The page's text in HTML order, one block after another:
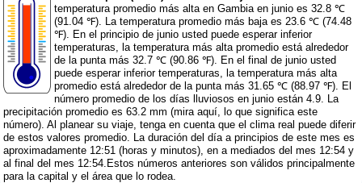
temperatura promedio más alta en Gambia en junio es 32.8 ℃
(91.04 ℉). La temperatura promedio más baja es 23.6 ℃ (74.48
℉). En el principio de junio usted puede esperar inferior
temperaturas, la temperatura más alta promedio está alrededor
de la punta más 32.7 ℃ (90.86 ℉). En el final de junio usted
puede esperar inferior temperaturas, la temperatura más alta
promedio está alrededor de la punta más 31.65 ℃ (88.97 ℉). El
número promedio de los días lluviosos en junio están 4.9. La
precipitación promedio es 63.2 mm (mira aquí, lo que significa este
número). Al planear su viaje, tenga en cuenta que el clima real puede diferir
de estos valores promedio. La duración del día a principios de este mes es
aproximadamente 12:51 (horas y minutos), en a mediados del mes 12:54 y
al final del mes 12:54.Estos números anteriores son válidos principalmente
para la capital y el área que lo rodea.